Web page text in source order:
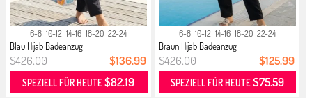
6-8 10-12 14-16 18-20 22-24
Blau Hijab Badeanzug
$426.00 $136.99
SPEZIELL FÜR HEUTE$82.19
6-8 10-12 14-16 18-20 22-24
Braun Hijab Badeanzug
$426.00 $125.99
SPEZIELL FÜR HEUTE$75.59